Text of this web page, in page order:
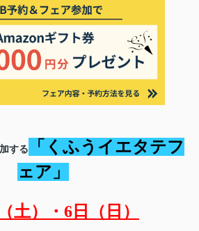
する
「くふうイエタテフ
ェア」
土）・6日（日）